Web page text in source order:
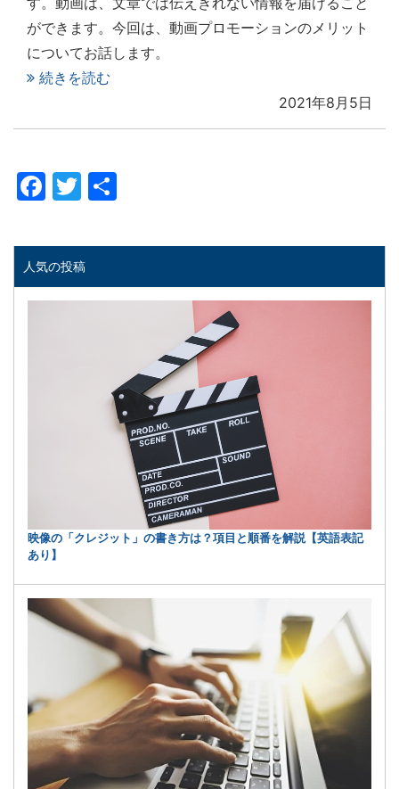
ができます。今回は、動画プロモーションのメリット
についてお話します。
続きを読む
2021年8月5日
Facebook
Twitter
人気の投稿
映像の「クレジット」の書き方は？項目と順番を解説【英語表記
あり】